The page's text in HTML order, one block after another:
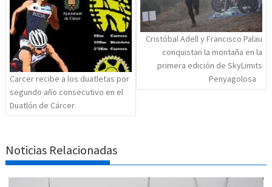
Carcer recibe a los duatletas por
segundo año consecutivo en el
Duatlón de Cárcer
Cristóbal Adell y Francisco Palau
conquistan la montaña en la
primera edición de SkyLimits
Penyagolosa
Noticias Relacionadas